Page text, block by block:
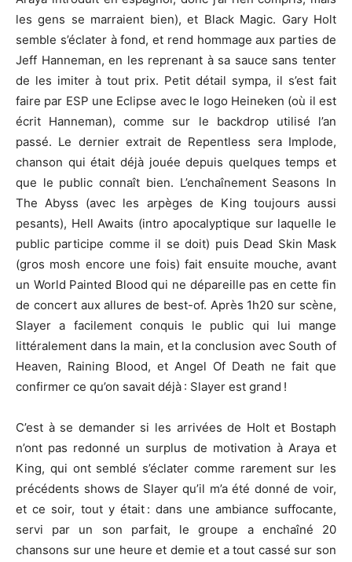
les gens se marraient bien), et Black Magic. Gary Holt
semble s’éclater à fond, et rend hommage aux parties de
Jeff Hanneman, en les reprenant à sa sauce sans tenter
de les imiter à tout prix. Petit détail sympa, il s’est fait
faire par ESP une Eclipse avec le logo Heineken (où il est
écrit Hanneman), comme sur le backdrop utilisé l’an
passé. Le dernier extrait de Repentless sera Implode,
chanson qui était déjà jouée depuis quelques temps et
que le public connaît bien. L’enchaînement Seasons In
The Abyss (avec les arpèges de King toujours aussi
pesants), Hell Awaits (intro apocalyptique sur laquelle le
public participe comme il se doit) puis Dead Skin Mask
(gros mosh encore une fois) fait ensuite mouche, avant
un World Painted Blood qui ne dépareille pas en cette fin
de concert aux allures de best-of. Après 1h20 sur scène,
Slayer a facilement conquis le public qui lui mange
littéralement dans la main, et la conclusion avec South of
Heaven, Raining Blood, et Angel Of Death ne fait que
confirmer ce qu’on savait déjà : Slayer est grand !
C’est à se demander si les arrivées de Holt et Bostaph
n’ont pas redonné un surplus de motivation à Araya et
King, qui ont semblé s’éclater comme rarement sur les
précédents shows de Slayer qu’il m’a été donné de voir,
et ce soir, tout y était : dans une ambiance suffocante,
servi par un son parfait, le groupe a enchaîné 20
chansons sur une heure et demie et a tout cassé sur son